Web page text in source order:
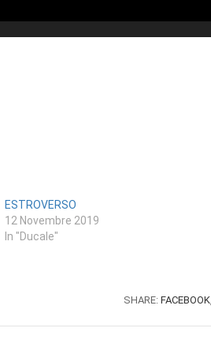
ESTROVERSO
12 Novembre 2019
In "Ducale"
SHARE: FACEBOOK,